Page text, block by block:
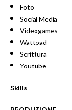
Foto
Social Media
Videogames
Wattpad
Scrittura
Youtube
Skills